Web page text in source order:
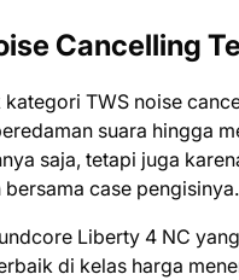
Cancelling
TWS noise
suara hingga
saja, tetapi juga
case pengisinya.
Liberty 4 NC
di kelas harga